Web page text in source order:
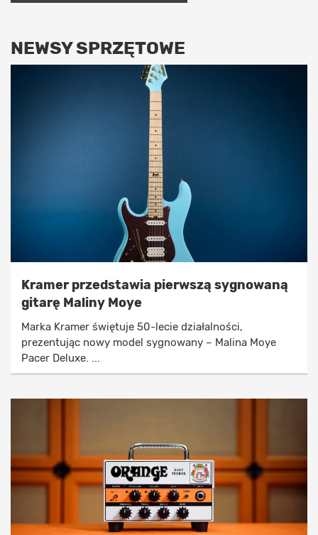
NEWSY SPRZĘTOWE
Kramer przedstawia pierwszą sygnowaną
gitarę Maliny Moye
Marka Kramer świętuje 50-lecie działalności,
prezentując nowy model sygnowany – Malina Moye
Pacer Deluxe. ...